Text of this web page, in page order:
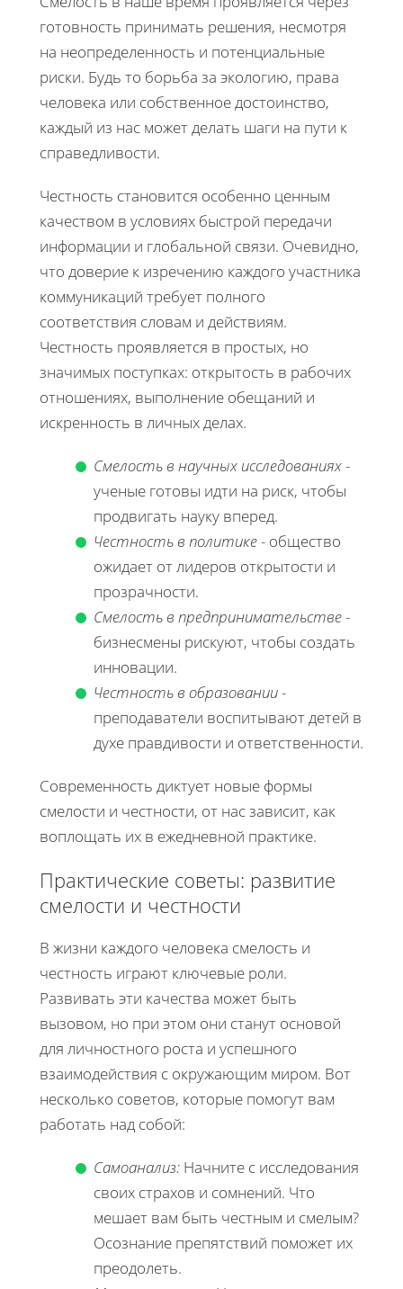
готовность принимать решения, несмотря
на неопределенность и потенциальные
риски. Будь то борьба за экологию, права
человека или собственное достоинство,
каждый из нас может делать шаги на пути к
справедливости.
Честность становится особенно ценным
качеством в условиях быстрой передачи
информации и глобальной связи. Очевидно,
что доверие к изречению каждого участника
коммуникаций требует полного
соответствия словам и действиям.
Честность проявляется в простых, но
значимых поступках: открытость в рабочих
отношениях, выполнение обещаний и
искренность в личных делах.
Смелость в научных исследованиях-
ученые готовы идти на риск, чтобы
продвигать науку вперед.
Честность в политике- общество
ожидает от лидеров открытости и
прозрачности.
Смелость в предпринимательстве-
бизнесмены рискуют, чтобы создать
инновации.
Честность в образовании-
преподаватели воспитывают детей в
духе правдивости и ответственности.
Современность диктует новые формы
смелости и честности, от нас зависит, как
воплощать их в ежедневной практике.
Практические советы: развитие
смелости и честности
В жизни каждого человека смелость и
честность играют ключевые роли.
Развивать эти качества может быть
вызовом, но при этом они станут основой
для личностного роста и успешного
взаимодействия с окружающим миром. Вот
несколько советов, которые помогут вам
работать над собой:
Самоанализ: Начните с исследования
своих страхов и сомнений. Что
мешает вам быть честным и смелым?
Осознание препятствий поможет их
преодолеть.